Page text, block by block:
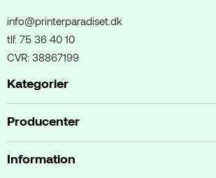
info@printerparadiset.dk
tlf. 75 36 40 10
CVR: 38867199
Kategorier
Producenter
Information